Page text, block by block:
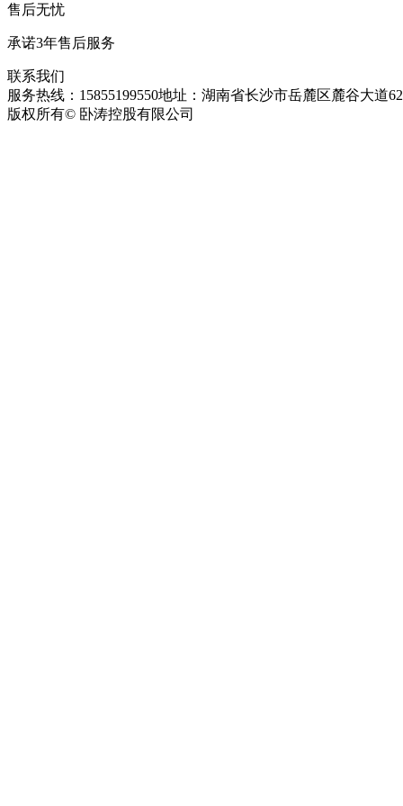
售后无忧
承诺3年售后服务
联系我们
服务热线：15855199550地址：湖南省长沙市岳麓区麓谷大道
版权所有© 卧涛控股有限公司